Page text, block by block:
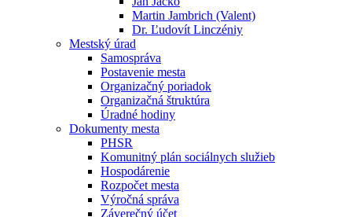
Martin Jambrich (Valent)
Dr. Ľudovít Linczéniy
Mestský úrad
Samospráva
Postavenie mesta
Organizačný poriadok
Organizačná štruktúra
Úradné hodiny
Dokumenty mesta
PHSR
Komunitný plán sociálnych služieb
Hospodárenie
Rozpočet mesta
Výročná správa
Záverečný účet